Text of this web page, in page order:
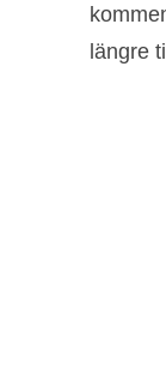
längre